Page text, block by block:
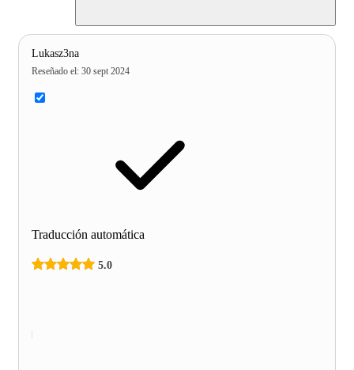
Lukasz3na
Reseñado el: 30 sept 2024
Traducción automática
5.0